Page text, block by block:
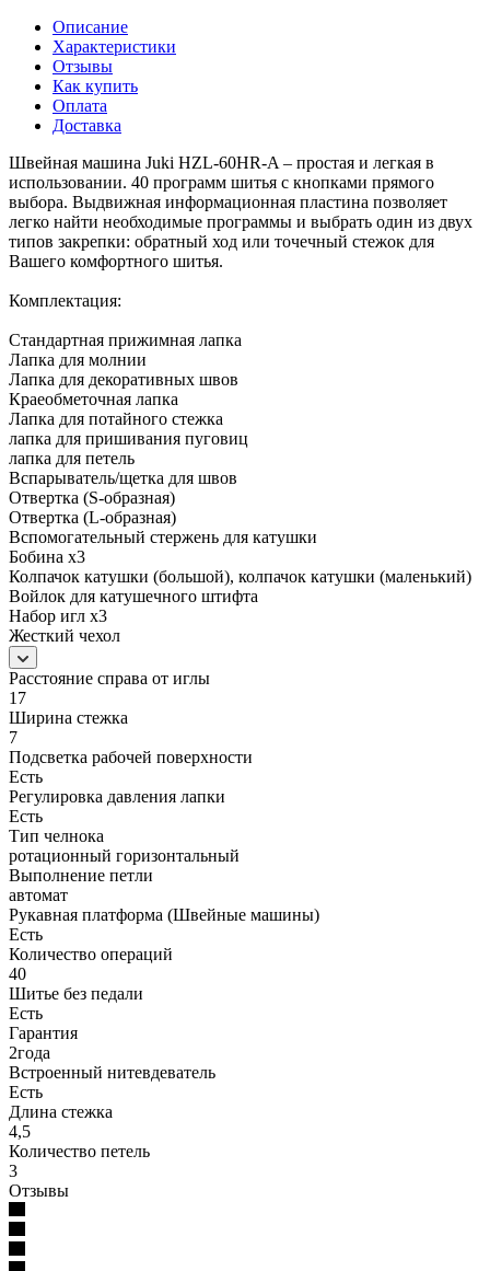
Описание
Характеристики
Отзывы
Как купить
Оплата
Доставка
Швейная машина Juki HZL-60HR-A – простая и легкая в
использовании. 40 программ шитья с кнопками прямого
выбора. Выдвижная информационная пластина позволяет
легко найти необходимые программы и выбрать один из двух
типов закрепки: обратный ход или точечный стежок для
Вашего комфортного шитья.
Комплектация:
Стандартная прижимная лапка
Лапка для молнии
Лапка для декоративных швов
Краеобметочная лапка
Лапка для потайного стежка
лапка для пришивания пуговиц
лапка для петель
Вспарыватель/щетка для швов
Отвертка (S-образная)
Отвертка (L-образная)
Вспомогательный стержень для катушки
Бобина x3
Колпачок катушки (большой), колпачок катушки (маленький)
Войлок для катушечного штифта
Набор игл x3
Жесткий чехол
Расстояние справа от иглы
17
Ширина стежка
7
Подсветка рабочей поверхности
Есть
Регулировка давления лапки
Есть
Тип челнока
ротационный горизонтальный
Выполнение петли
автомат
Рукавная платформа (Швейные машины)
Есть
Количество операций
40
Шитье без педали
Есть
Гарантия
2года
Встроенный нитевдеватель
Есть
Длина стежка
4,5
Количество петель
3
Отзывы